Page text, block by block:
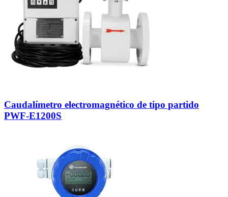
Caudalímetro electromagnético de tipo partido
PWF-E1200S